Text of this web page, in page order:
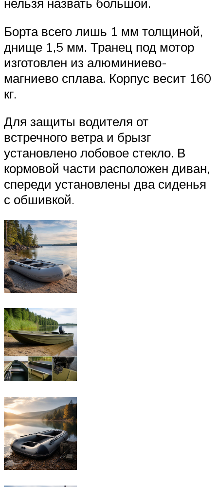
Борта всего лишь 1 мм толщиной,
днище 1,5 мм. Транец под мотор
изготовлен из алюминиево-
магниево сплава. Корпус весит 160
кг.
Для защиты водителя от
встречного ветра и брызг
установлено лобовое стекло. В
кормовой части расположен диван,
спереди установлены два сиденья
с обшивкой.